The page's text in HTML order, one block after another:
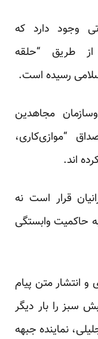
وجود دارد که
از طریق “حلقه
رسیده است.
مجاهدین
“موازی‌کاری،
اند.
قرار است نه
حاکمیت وابستگی
انتشار متن پیام
سبز را بار دیگر
نماینده جبهه